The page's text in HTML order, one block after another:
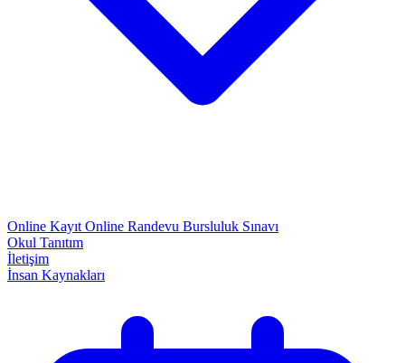
Online Kayıt Online Randevu Bursluluk Sınavı
Okul Tanıtım
İletişim
İnsan Kaynakları